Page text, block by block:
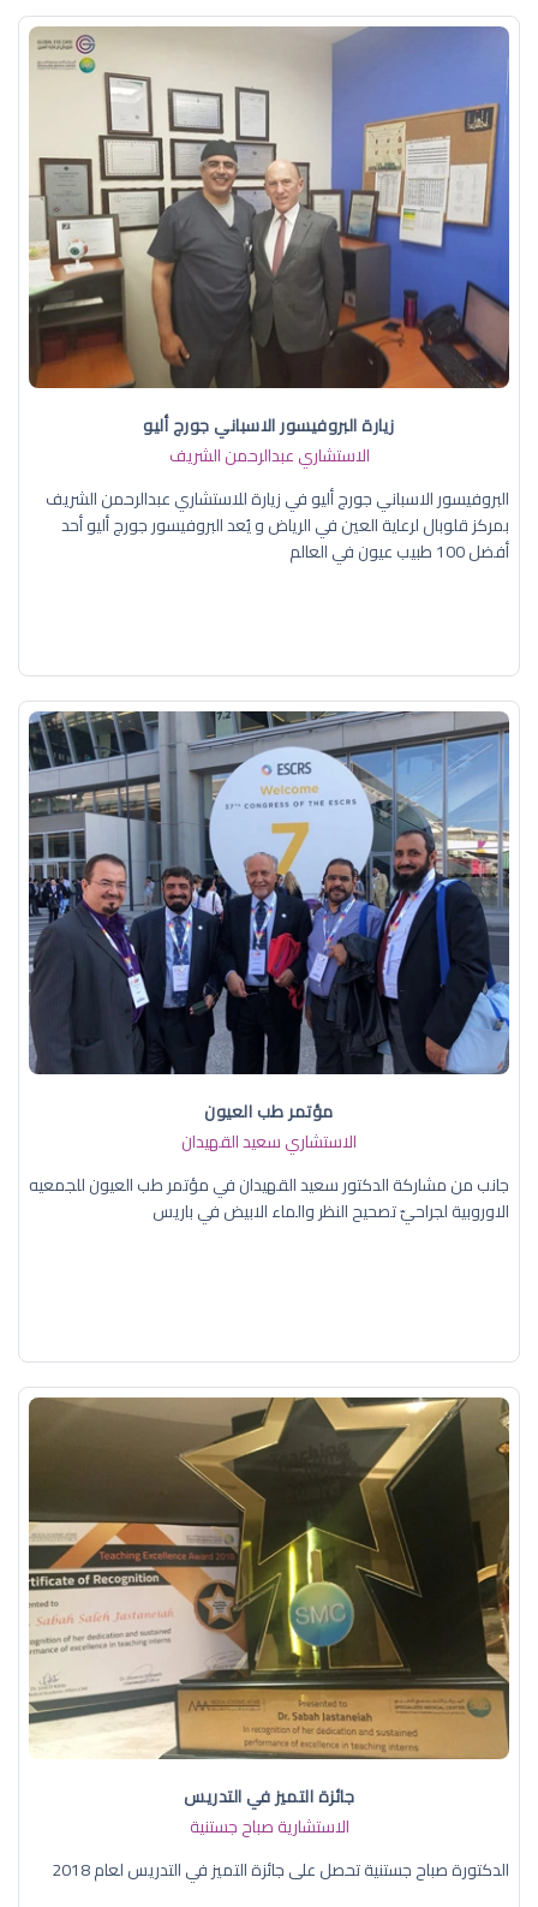
زيارة البروفيسور الاسباني جورج أليو
الاستشاري عبدالرحمن الشريف
البروفيسور الاسباني جورج أليو في زيارة للاستشاري عبدالرحمن الشريف
بمركز قلوبال لرعاية العين في الرياض و يُعد البروفيسور جورج أليو أحد
أفضل 100 طبيب عيون في العالم
مؤتمر طب العيون
الاستشاري سعيد القهيدان
جانب من مشاركة الدكتور سعيد القهيدان في مؤتمر طب العيون للجمعيه
الاوروبية لجراحيّ تصحيح النظر والماء الابيض في باريس
جائزة التميز في التدريس
الاستشارية صباح جستنية
الدكتورة صباح جستنية تحصل على جائزة التميز في التدريس لعام 2018